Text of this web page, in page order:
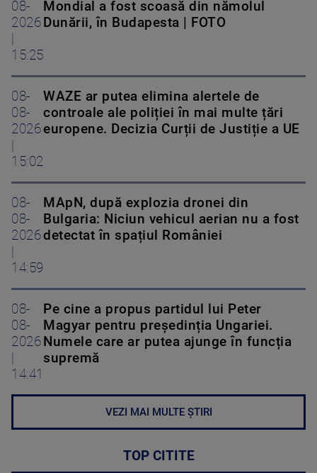
08-
2026
15:25
Mondial a fost scoasă din nămolul
Dunării, în Budapesta | FOTO
08-
08-
2026
15:02
WAZE ar putea elimina alertele de
controale ale poliției în mai multe țări
europene. Decizia Curții de Justiție a UE
08-
08-
2026
14:59
MApN, după explozia dronei din
Bulgaria: Niciun vehicul aerian nu a fost
detectat în spațiul României
08-
08-
2026
14:41
Pe cine a propus partidul lui Peter
Magyar pentru președinția Ungariei.
Numele care ar putea ajunge în funcția
supremă
VEZI MAI MULTE ȘTIRI
TOP CITITE